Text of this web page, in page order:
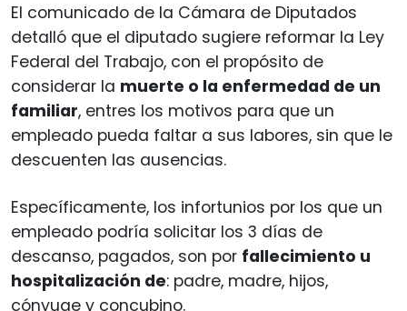
El comunicado de la Cámara de Diputados
detalló que el diputado sugiere reformar la Ley
Federal del Trabajo, con el propósito de
considerar la muerte o la enfermedad de un
familiar, entres los motivos para que un
empleado pueda faltar a sus labores, sin que le
descuenten las ausencias.
Específicamente, los infortunios por los que un
empleado podría solicitar los 3 días de
descanso, pagados, son por fallecimiento u
hospitalización de: padre, madre, hijos,
cónyuge y concubino.